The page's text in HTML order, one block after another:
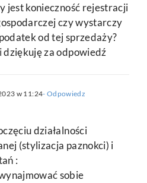
jest konieczność rejestracji
czy wystarczy
od tej sprzedaży?
dziękuję za odpowiedź
w 11:24- Odpowiedz
działalności
(stylizacja paznokci) i
:
sobie